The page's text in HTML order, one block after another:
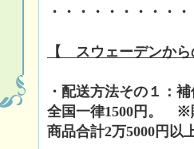
・・・・・・・・・
【 スウェーデンか
・配送方法その１：
全国一律1500円。 ※
商品合計2万5000円以